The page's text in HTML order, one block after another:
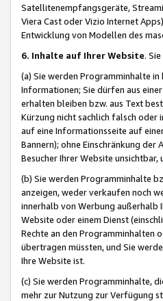
Satellitenempfangsgeräte,
Viera Cast oder Vizio Internet
Entwicklung von Modellen des
6. Inhalte auf Ihrer Website.
(a) Sie werden Programminhalte
Informationen; Sie dürfen aus
erhalten bleiben bzw. aus Text
Kürzung nicht sachlich falsch oder
auf eine Informationsseite auf
Bannern); ohne Einschränkung
Besucher Ihrer Website
(b) Sie werden Programminhalte
anzeigen, weder verkaufen noch
innerhalb von Werbung
Website oder einem Dienst
Rechte an den Programminhalten
übertragen müssten, und Sie
Ihre Website ist.
(c) Sie werden Programminhalte,
mehr zur Nutzung zur Verfügung